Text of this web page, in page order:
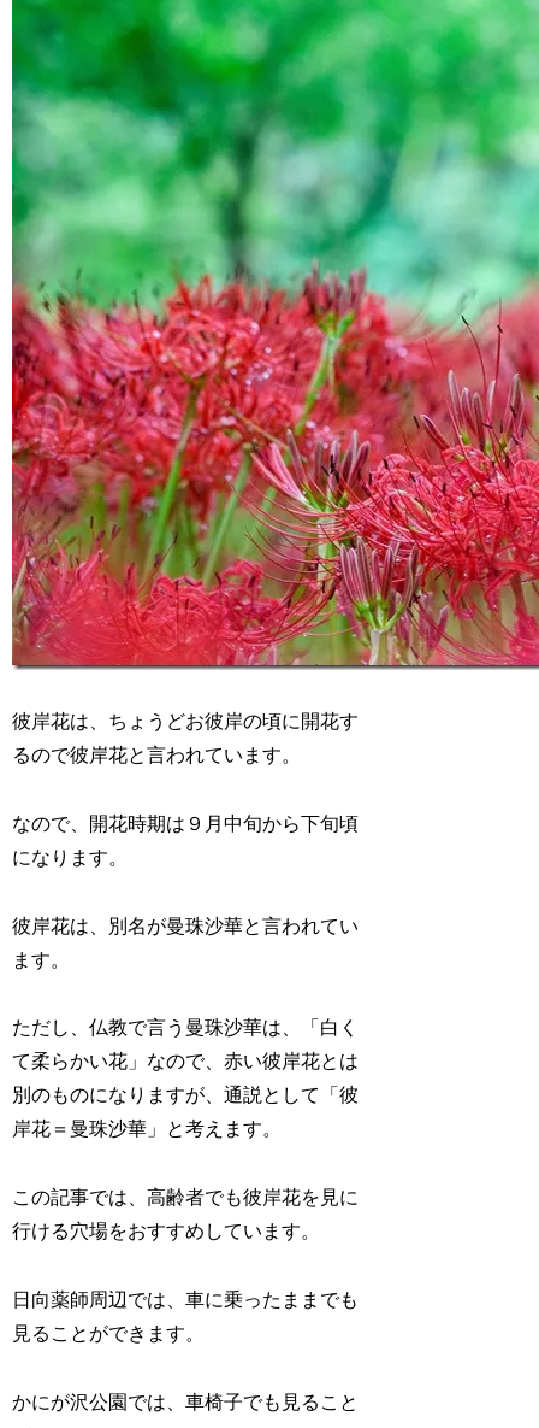
彼岸花は、ちょうどお彼岸の頃に開花す
るので彼岸花と言われています。
なので、開花時期は９月中旬から下旬頃
になります。
彼岸花は、別名が曼珠沙華と言われてい
ます。
ただし、仏教で言う曼珠沙華は、「白く
て柔らかい花」なので、赤い彼岸花とは
別のものになりますが、通説として「彼
岸花＝曼珠沙華」と考えます。
この記事では、高齢者でも彼岸花を見に
行ける穴場をおすすめしています。
日向薬師周辺では、車に乗ったままでも
見ることができます。
かにが沢公園では、車椅子でも見ること